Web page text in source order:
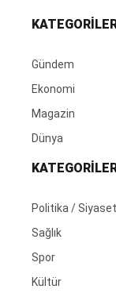
Gündem
Ekonomi
Magazin
Dünya
Politika / Siyaset
Sağlık
Spor
Kültür